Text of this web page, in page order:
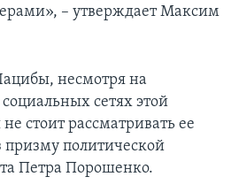
– утверждает Максим
несмотря на
сетях этой
стоит рассматривать ее
призму политической
Петра Порошенко.